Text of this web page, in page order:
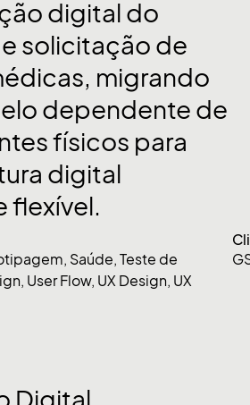
digital do
solicitação de
migrando
dependente de
físicos para
digital
flexível.
, Saúde, Teste de
, User Flow, UX Design, UX